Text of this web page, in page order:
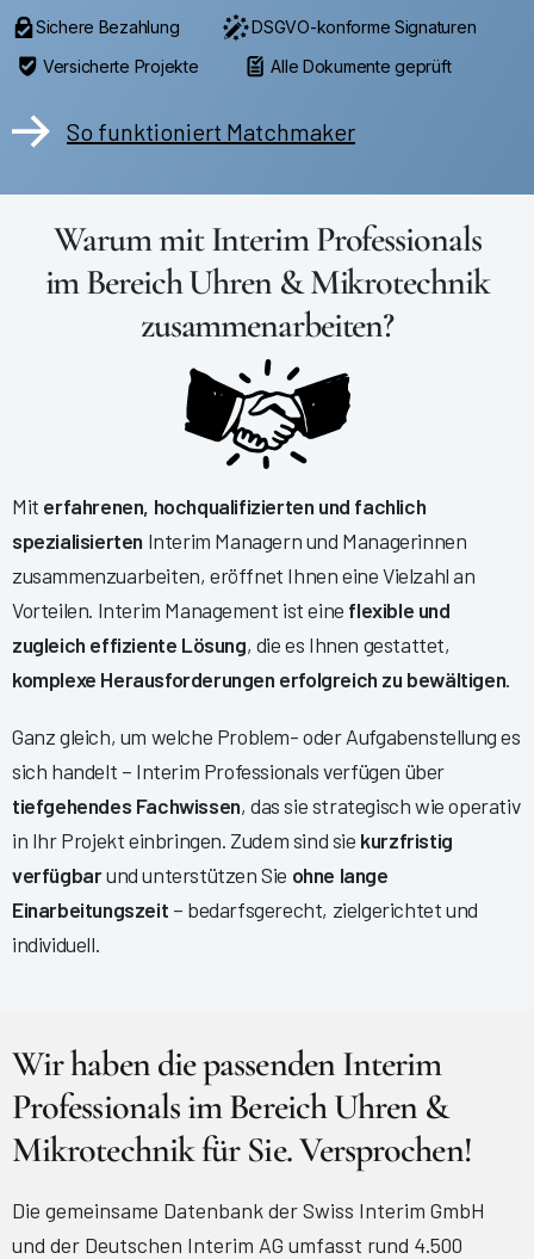
Sichere Bezahlung
DSGVO-konforme Signaturen
Versicherte Projekte
Alle Dokumente geprüft
So funktioniert Matchmaker
Warum mit Interim Professionals
im Bereich Uhren & Mikrotechnik
zusammenarbeiten?
Mit erfahrenen, hochqualifizierten und fachlich
spezialisierten Interim Managern und Managerinnen
zusammenzuarbeiten, eröffnet Ihnen eine Vielzahl an
Vorteilen. Interim Management ist eine flexible und
zugleich effiziente Lösung, die es Ihnen gestattet,
komplexe Herausforderungen erfolgreich zu bewältigen.
Ganz gleich, um welche Problem- oder Aufgabenstellung es
sich handelt – Interim Professionals verfügen über
tiefgehendes Fachwissen, das sie strategisch wie operativ
in Ihr Projekt einbringen. Zudem sind sie kurzfristig
verfügbarund unterstützen Sie ohne lange
Einarbeitungszeit – bedarfsgerecht, zielgerichtet und
individuell.
Wir haben die passenden Interim
Professionals im Bereich Uhren &
Mikrotechnik für Sie. Versprochen!
Die gemeinsame Datenbank der Swiss Interim GmbH
und der Deutschen Interim AG umfasst rund 4.500